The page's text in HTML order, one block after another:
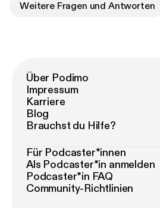
Weitere Fragen und Antworten
Über Podimo
Impressum
Karriere
Blog
Brauchst du Hilfe?
Für Podcaster*innen
Als Podcaster*in anmelden
Podcaster*in FAQ
Community-Richtlinien